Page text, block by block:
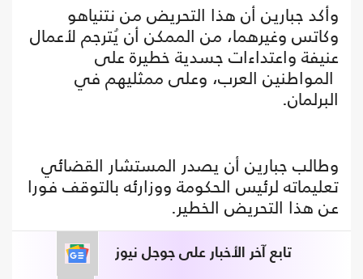
وأكد جبارين أن هذا التحريض من نتنياهو
وكاتس وغيرهما، من الممكن أن يُترجم لأعمال
عنيفة واعتداءات جسدية خطيرة على
المواطنين العرب، وعلى ممثليهم في
البرلمان.
وطالب جبارين أن يصدر المستشار القضائي
تعليماته لرئيس الحكومة ووزارئه بالتوقف فورا
عن هذا التحريض الخطير.
تابع آخر الأخبار على جوجل نيوز